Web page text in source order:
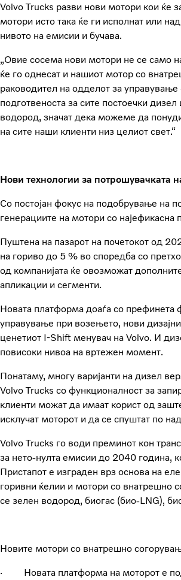
Volvo Trucks разви нови мотори кои ќе
мотори исто така ќе ги исполнат или
нивото на емисии и бучава.
„Овие сосема нови мотори не се само
ќе го однесат и нашиот мотор со
раководител на одделот за
подготвеноста за сите постоечки
водород, значат дека можеме да
на сите наши клиенти низ целиот свет.“
Нови технологии за потрошувачката
Со постојан фокус на подобрување на
генерациите на мотори со најефикасна
Пуштена на пазарот на почетокот од
на гориво до 5 % во споредба со
од компанијата ќе овозможат
апликации и сегменти.
Новата платформа доаѓа со
управување при возењето, нови
ценетиот I-Shift менувач на Volvo. И
повисоки нивоа на вртежен момент.
Понатаму, многу варијанти на дизел
Volvo Trucks со функционалност за
клиенти можат да имаат корист од
исклучат моторот и да се спуштат по
Volvo Trucks го води преминот кон
за нето-нулта емисии до 2040 година,
Пристапот е изграден врз основа на
горивни ќелии и мотори со внатрешно
се зелен водород, биогас (био-LNG),
Новите мотори со внатрешно
· Новата платформа на моторот е